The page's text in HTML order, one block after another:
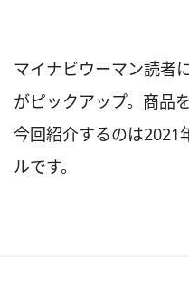
マイナビウーマン読者
がピックアップ。商品
今回紹介するのは2021
ルです。